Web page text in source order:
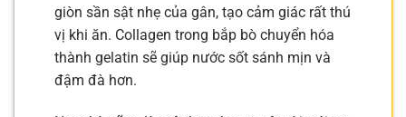
giòn sần sật nhẹ của gân, tạo cảm giác rất thú
vị khi ăn. Collagen trong bắp bò chuyển hóa
thành gelatin sẽ giúp nước sốt sánh mịn và
đậm đà hơn.